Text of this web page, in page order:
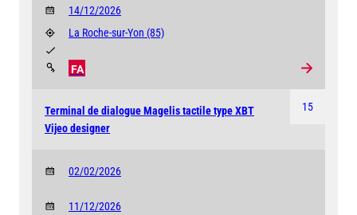
14/12/2026
La Roche-sur-Yon (85)
FA
15
Terminal de dialogue Magelis tactile type XBT
Vijeo designer
02/02/2026
11/12/2026